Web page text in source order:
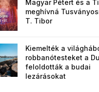
Magyar Pétert és a
meghívná
T. Tibor
Kiemelték a
robbanótesteket a
feloldották a budai
lezárásokat